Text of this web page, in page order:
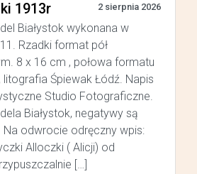
1913r 2 sierpnia 2026
Białystok wykonana w
Rzadki format pół
8 x 16 cm , połowa formatu
litografia Śpiewak Łódź. Napis
Studio Fotograficzne.
Białystok, negatywy są
odwrocie odręczny wpis:
Alloczki ( Alicji) od
[…]